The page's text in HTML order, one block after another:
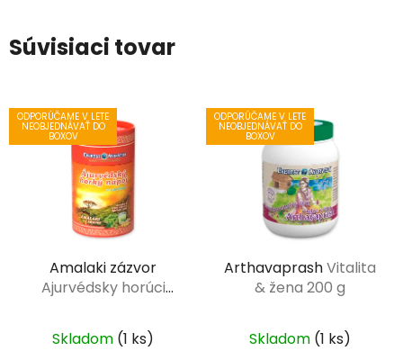
Súvisiaci tovar
ODPORÚČAME V LETE
NEOBJEDNÁVAŤ DO
BOXOV
Amalaki zázvor
Ajurvédsky horúci
Skladom (1 ks)
ODPORÚČAME V LETE
NEOBJEDNÁVAŤ DO
BOXOV
ArthavaprashVitalita
& žena 200 g
Skladom (1 ks)